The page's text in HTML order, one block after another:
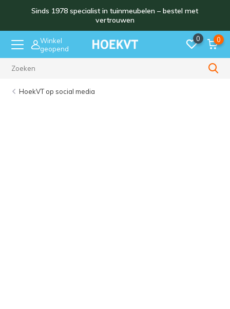
Sinds 1978 specialist in tuinmeubelen – bestel met
vertrouwen
Winkel
geopend
0 0
HoekVT op social media